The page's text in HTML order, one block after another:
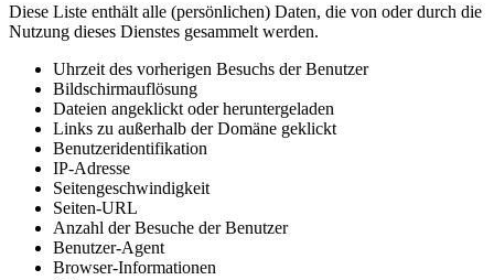
Diese Liste enthält alle (persönlichen) Daten, die von oder durch die
Nutzung dieses Dienstes gesammelt werden.
Uhrzeit des vorherigen Besuchs der Benutzer
Bildschirmauflösung
Dateien angeklickt oder heruntergeladen
Links zu außerhalb der Domäne geklickt
Benutzeridentifikation
IP-Adresse
Seitengeschwindigkeit
Seiten-URL
Anzahl der Besuche der Benutzer
Benutzer-Agent
Browser-Informationen